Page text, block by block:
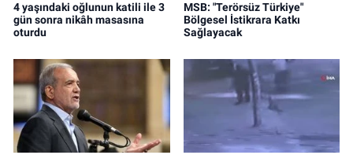
4 yaşındaki oğlunun katili ile 3
gün sonra nikâh masasına
oturdu
MSB: "Terörsüz Türkiye"
Bölgesel İstikrara Katkı
Sağlayacak